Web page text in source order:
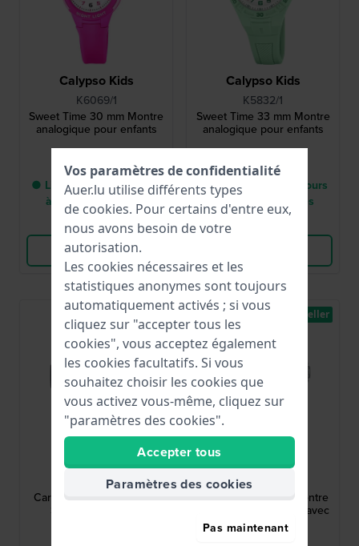
Calypso Kids
K6069/1
Sweet Time 30 mm Montre
analogique pour enfants
39,00 €
● Livraison entre 5 jours
à 8 jours ouvrables
Comparer
Voir les produits
Calypso Kids
K5832/1
Sweet Time 33 mm Montre
analogique pour enfants
34,00 €
● Livraison entre 5 jours
à 8 jours ouvrables
GA-2100-1A1ER
Carbon Core 45.4 mm G-
Best-seller
RH963KX8
RH963KX8 42 mm Montre
à quartz pour homme avec
cadran bleu
Best-seller
Vos paramètres de confidentialité
Auer.lu utilise différents types
de cookies. Pour certains d'entre eux,
nous avons besoin de votre
autorisation.
Les cookies nécessaires et les
statistiques anonymes sont toujours
automatiquement activés ; si vous
cliquez sur "accepter tous les
cookies", vous acceptez également
les cookies facultatifs. Si vous
souhaitez choisir les cookies que
vous activez vous-même, cliquez sur
"paramètres des cookies".
Accepter tous
Paramètres des cookies
Pas maintenant